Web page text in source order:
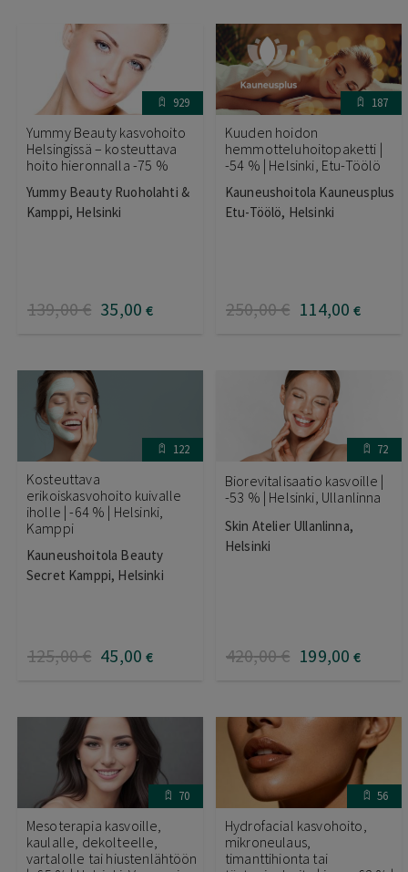
929
Yummy Beauty kasvohoito
Helsingissä – kosteuttava
hoito hieronnalla -75 %
Yummy Beauty Ruoholahti &
Kamppi, Helsinki
139,00€ 35,00 €
187
Kuuden hoidon
hemmotteluhoitopaketti |
-54 % | Helsinki, Etu-Töölö
Kauneushoitola Kauneusplus
Etu-Töölö, Helsinki
250,00€ 114,00 €
122
Kosteuttava
erikoiskasvohoito kuivalle
iholle | -64 % | Helsinki,
Kamppi
Kauneushoitola Beauty
Secret Kamppi, Helsinki
125,00€ 45,00 €
72
Biorevitalisaatio kasvoille |
-53 % | Helsinki, Ullanlinna
Skin Atelier Ullanlinna,
Helsinki
420,00€ 199,00 €
70
Mesoterapia kasvoille,
kaulalle, dekolteelle,
vartalolle tai hiustenlähtöön
56
Hydrofacial kasvohoito,
mikroneulaus,
timanttihionta tai